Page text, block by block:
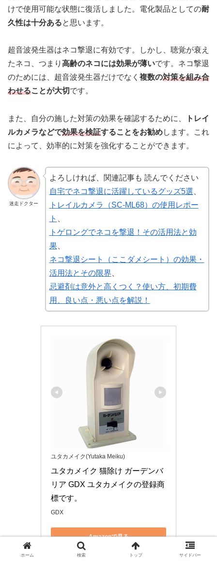
けで使用可能な状態に復活しました。電化製品としての耐
久性は十分あると思います。
超音波発生器はネコ撃退に有効です。しかし、聴覚が衰え
たネコ、つまり 高齢のネコには効果が薄いです。ネコ撃退
のためには、超音波発生器だけでなく 複数の対策を組み合
わせることが大切 です。
また、自分の施した対策の効果を確認するために、
トレイ
ルカメラなどで効果を検証することをお勧めします。これ
によって、効率的に対策を強化することができます。
迷走ドクター
よろしければ、関連記事も 読んでください
自宅でネコ撃退に活躍しているグッズ5選
トレイルカメラ（SC-ML68）の使用レポー
ト
トゲロングでネコを撃退！その活用法と効
果、
ネコ撃退シート（ここダメシート）の効果・
活用法とその限界
忌避剤は意外と高くつく？使い方、初期費
用、良い点・悪い点を解説！
ユタカメイク(Yutaka Meiku)
ユタカメイク 猫除け ガーデンバ
リア GDX ユタカメイクの登録商
標です。
GDX
Amazonで見る
ホーム 検索 トップ サイドバー